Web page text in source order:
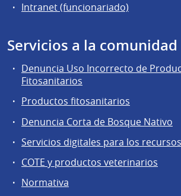
Intranet (funcionariado)
Servicios a la comunidad
Denuncia Uso Incorrecto de
Fitosanitarios
Productos fitosanitarios
Denuncia Corta de Bosque Nativo
Servicios digitales para los
COTE y productos veterinarios
Normativa